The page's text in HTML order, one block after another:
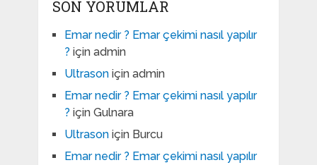
SON YORUMLAR
Emar nedir ? Emar çekimi nasıl yapılır
? için admin
Ultrasoniçin admin
Emar nedir ? Emar çekimi nasıl yapılır
? için Gulnara
Ultrasoniçin Burcu
Emar nedir ? Emar çekimi nasıl yapılır